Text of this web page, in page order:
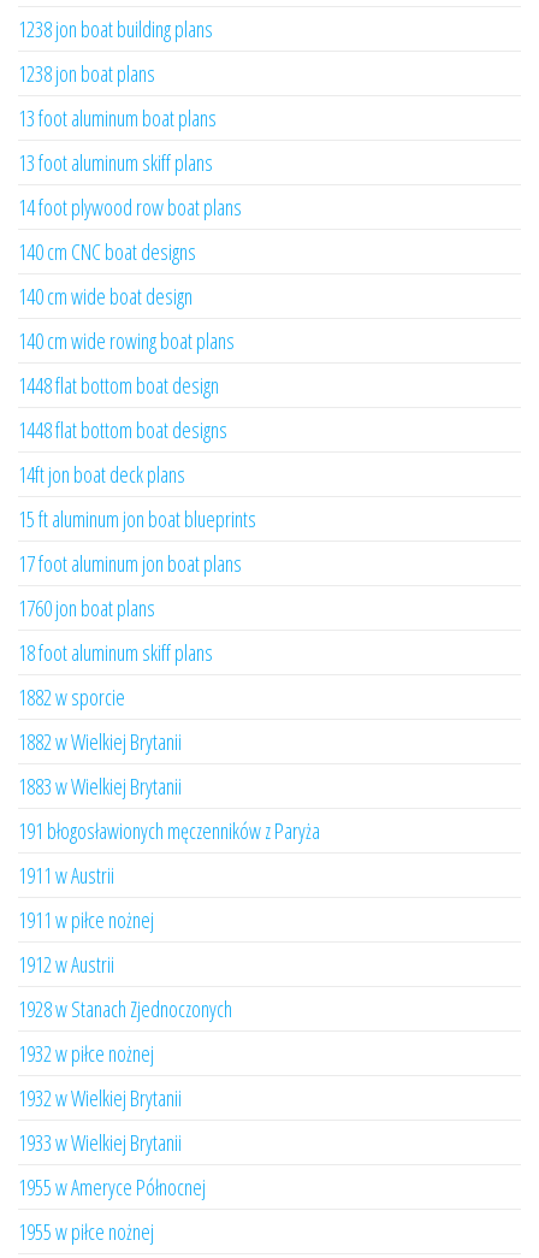
1238 jon boat building plans
1238 jon boat plans
13 foot aluminum boat plans
13 foot aluminum skiff plans
14 foot plywood row boat plans
140 cm CNC boat designs
140 cm wide boat design
140 cm wide rowing boat plans
1448 flat bottom boat design
1448 flat bottom boat designs
14ft jon boat deck plans
15 ft aluminum jon boat blueprints
17 foot aluminum jon boat plans
1760 jon boat plans
18 foot aluminum skiff plans
1882 w sporcie
1882 w Wielkiej Brytanii
1883 w Wielkiej Brytanii
191 błogosławionych męczenników z Paryża
1911 w Austrii
1911 w piłce nożnej
1912 w Austrii
1928 w Stanach Zjednoczonych
1932 w piłce nożnej
1932 w Wielkiej Brytanii
1933 w Wielkiej Brytanii
1955 w Ameryce Północnej
1955 w piłce nożnej